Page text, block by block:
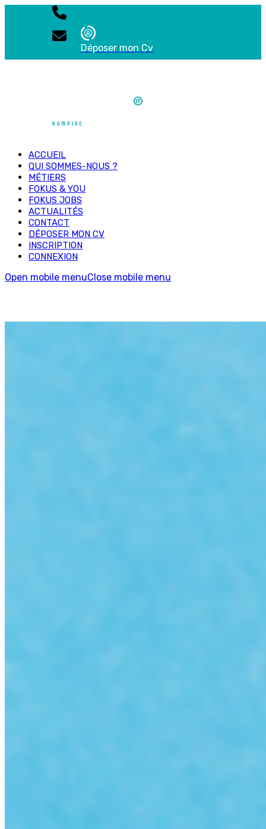
Déposer mon Cv
ACCUEIL
QUI SOMMES-NOUS ?
MÉTIERS
FOKUS & YOU
FOKUS JOBS
ACTUALITÉS
CONTACT
DÉPOSER MON CV
INSCRIPTION
CONNEXION
Open mobile menuClose mobile menu